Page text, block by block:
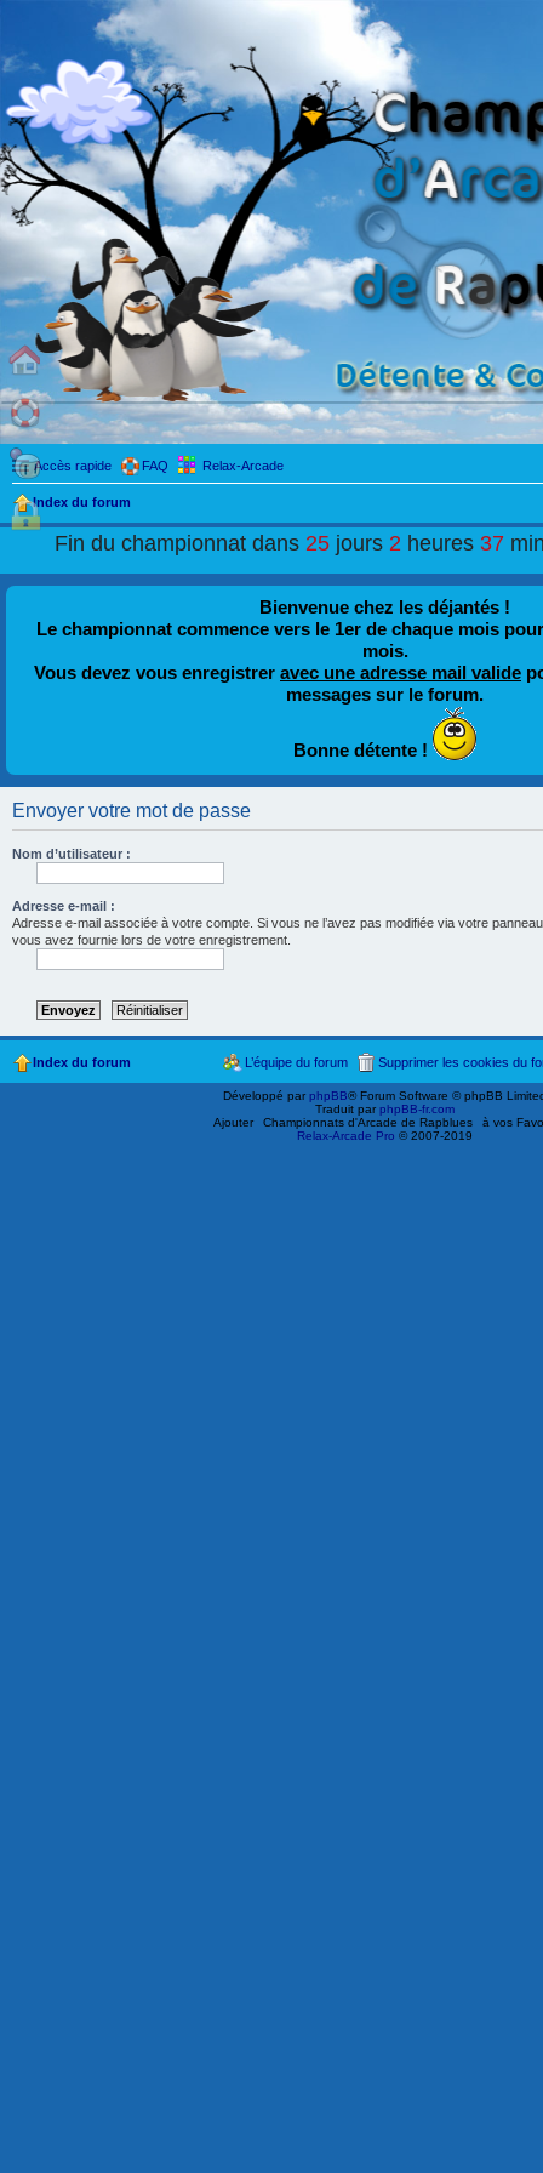
Accès rapide FAQ Relax-Arcade
Index du forum
Fin du championnat dans25 jours2 heures37
Bienvenue chez les déjantés !
Le championnat commence vers le 1er de chaque mois
mois.
Vous devez vous enregistrer avec une adresse mail valide
messages sur le forum.
Bonne détente !
Envoyer votre mot de passe
Nom d’utilisateur :
Adresse e-mail :
Adresse e-mail associée à votre compte. Si vous ne l’avez pas modifiée via votre panneau
vous avez fournie lors de votre enregistrement.
Index du forum Supprimer les cookies du
L’équipe du forum
Développé parphpBB® Forum Software © phpBB
Traduit parphpBB-fr.com
Ajouter
Championnats d'Arcade de Rapblues
à vos
Relax-Arcade Pro © 2007-2019